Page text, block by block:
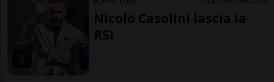
Nicolò Casolini lascia la
RSI